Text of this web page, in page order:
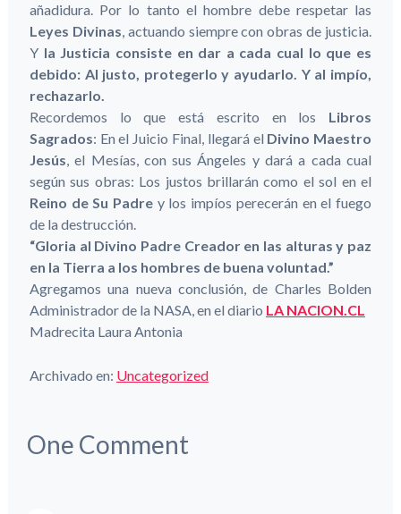
añadidura. Por lo tanto el hombre debe respetar las
Leyes Divinas, actuando siempre con obras de justicia.
Y la Justicia consiste en dar a cada cual lo que es
debido: Al justo, protegerlo y ayudarlo. Y al impío,
rechazarlo.
Recordemos lo que está escrito en los Libros
Sagrados: En el Juicio Final, llegará el Divino Maestro
Jesús, el Mesías, con sus Ángeles y dará a cada cual
según sus obras: Los justos brillarán como el sol en el
Reino de Su Padre y los impíos perecerán en el fuego
de la destrucción.
“Gloria al Divino Padre Creador en las alturas y paz
en la Tierra a los hombres de buena voluntad.”
Agregamos una nueva conclusión, de Charles Bolden
Administrador de la NASA, en el diario LA NACION.CL
Madrecita Laura Antonia
Archivado en: Uncategorized
One Comment